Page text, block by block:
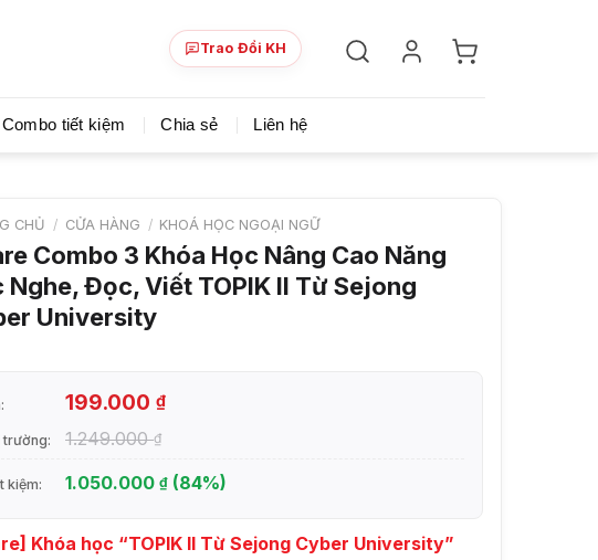
hơn mỗi ngày! Chia sẻ khoá học giá rẻ cho những ai hạn hẹp
Trao Đổi KH
Combo tiết kiệm Chia sẻ Liên hệ
CHỦ / CỬA HÀNG / KHOÁ HỌC NGOẠI NGỮ
Combo 3 Khóa Học Nâng Cao Năng
Nghe, Đọc, Viết TOPIK II Từ Sejong
University
199.000₫
trường: 1.249.000₫
kiệm: 1.050.000₫ (84%)
Khóa học “TOPIK II Từ Sejong Cyber University”